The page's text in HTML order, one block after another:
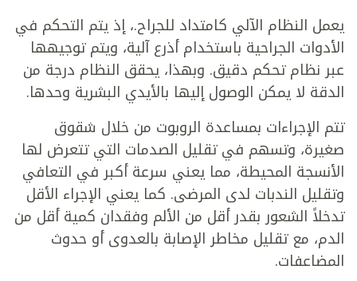
يعمل النظام الآلي كامتداد للجراح.، إذ يتم التحكم في
الأدوات الجراحية باستخدام أذرع آلية، ويتم توجيهها
عبر نظام تحكم دقيق. وبهذا، يحقق النظام درجة من
الدقة لا يمكن الوصول إليها بالأيدي البشرية وحدها.
تتم الإجراءات بمساعدة الروبوت من خلال شقوق
صغيرة، وتسهم في تقليل الصدمات التي تتعرض لها
الأنسجة المحيطة، مما يعني سرعة أكبر في التعافي
وتقليل الندبات لدى المرضى. كما يعني الإجراء الأقل
تدخلاً الشعور بقدر أقل من الألم وفقدان كمية أقل من
الدم، مع تقليل مخاطر الإصابة بالعدوى أو حدوث
المضاعفات.